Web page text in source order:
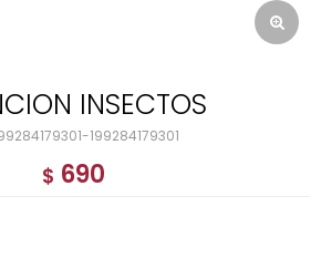
INSECTOS
199284179301
$ 690